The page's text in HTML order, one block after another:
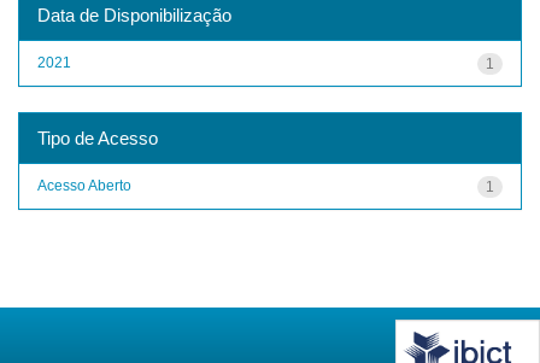
Data de Disponibilização
1
2021
Tipo de Acesso
1
Acesso Aberto